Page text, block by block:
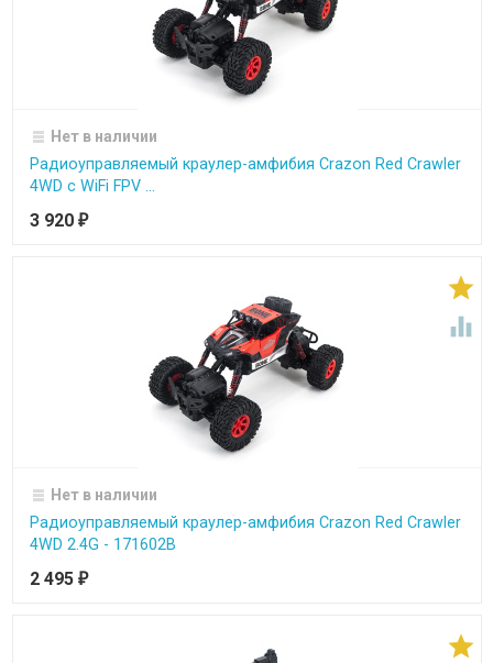
Нет в наличии
Радиоуправляемый краулер-амфибия Crazon Red Crawler
4WD c WiFi FPV ...
3 920 ₽


Нет в наличии
Радиоуправляемый краулер-амфибия Crazon Red Crawler
4WD 2.4G - 171602B
2 495 ₽
